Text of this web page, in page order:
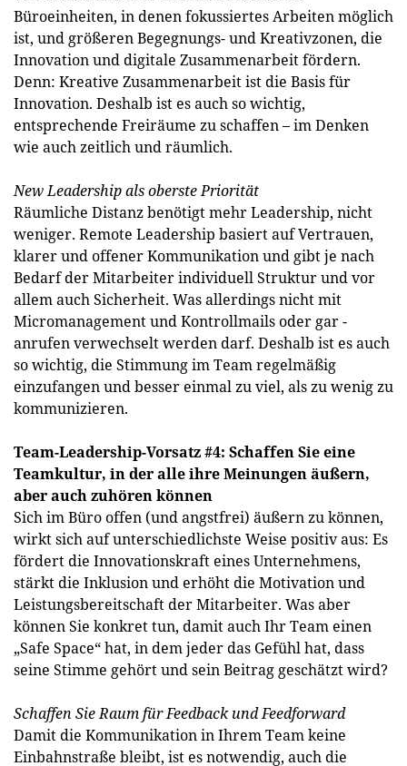
Büroeinheiten, in denen fokussiertes Arbeiten möglich
ist, und größeren Begegnungs- und Kreativzonen, die
Innovation und digitale Zusammenarbeit fördern.
Denn: Kreative Zusammenarbeit ist die Basis für
Innovation. Deshalb ist es auch so wichtig,
entsprechende Freiräume zu schaffen – im Denken
wie auch zeitlich und räumlich.
New Leadership als oberste Priorität
Räumliche Distanz benötigt mehr Leadership, nicht
weniger. Remote Leadership basiert auf Vertrauen,
klarer und offener Kommunikation und gibt je nach
Bedarf der Mitarbeiter individuell Struktur und vor
allem auch Sicherheit. Was allerdings nicht mit
Micromanagement und Kontrollmails oder gar -
anrufen verwechselt werden darf. Deshalb ist es auch
so wichtig, die Stimmung im Team regelmäßig
einzufangen und besser einmal zu viel, als zu wenig zu
kommunizieren.
Team-Leadership-Vorsatz #4: Schaffen Sie eine
Teamkultur, in der alle ihre Meinungen äußern,
aber auch zuhören können
Sich im Büro offen (und angstfrei) äußern zu können,
wirkt sich auf unterschiedlichste Weise positiv aus: Es
fördert die Innovationskraft eines Unternehmens,
stärkt die Inklusion und erhöht die Motivation und
Leistungsbereitschaft der Mitarbeiter. Was aber
können Sie konkret tun, damit auch Ihr Team einen
„Safe Space“ hat, in dem jeder das Gefühl hat, dass
seine Stimme gehört und sein Beitrag geschätzt wird?
Schaffen Sie Raum für Feedback und Feedforward
Damit die Kommunikation in Ihrem Team keine
Einbahnstraße bleibt, ist es notwendig, auch die